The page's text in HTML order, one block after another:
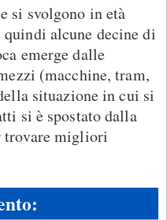
si svolgono in età
quindi alcune decine di
emerge dalle
(macchine, tram,
situazione in cui si
si è spostato dalla
trovare migliori